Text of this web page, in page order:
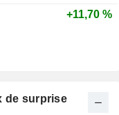
+11,70 %
de surprise